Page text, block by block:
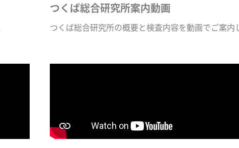
つくば総合研究所案内動画
つくば総合研究所の概要と検査内容を動画でご案内